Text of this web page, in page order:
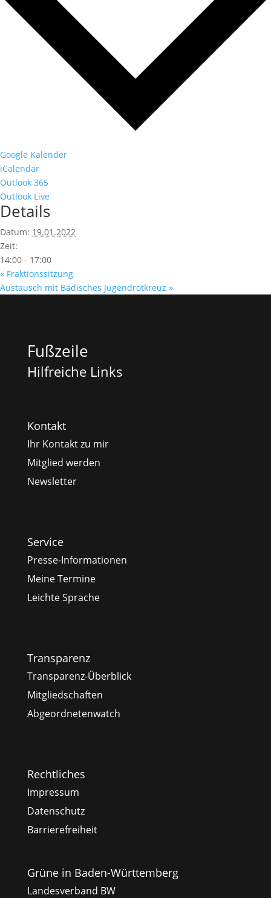
Google Kalender
iCalendar
Outlook 365
Outlook Live
Details
Datum: 19.01.2022
Zeit:
14:00 - 17:00
« Fraktionssitzung
Austausch mit Badisches Jugendrotkreuz »
Fußzeile
Hilfreiche Links
Kontakt
Ihr Kontakt zu mir
Mitglied werden
Newsletter
Service
Presse-Informationen
Meine Termine
Leichte Sprache
Transparenz
Transparenz-Überblick
Mitgliedschaften
Abgeordnetenwatch
Rechtliches
Impressum
Datenschutz
Barrierefreiheit
Grüne in Baden-Württemberg
Landesverband BW